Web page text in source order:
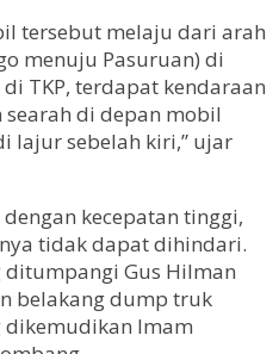
tersebut melaju dari arah
menuju Pasuruan) di
TKP, terdapat kendaraan
di depan mobil
lajur sebelah kiri,” ujar
kecepatan tinggi,
tidak dapat dihindari.
Gus Hilman
belakang dump truk
dikemudikan Imam